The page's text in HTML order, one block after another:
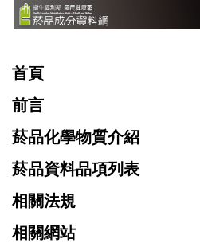
到
要
內
首頁
前言
菸品化學物質介紹
菸品資料品項列表
相關法規
相關網站